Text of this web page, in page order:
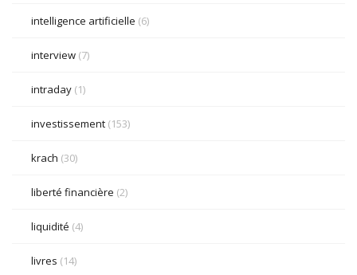
intelligence artificielle (6)
interview (7)
intraday (1)
investissement (153)
krach (30)
liberté financière (2)
liquidité (4)
livres (14)